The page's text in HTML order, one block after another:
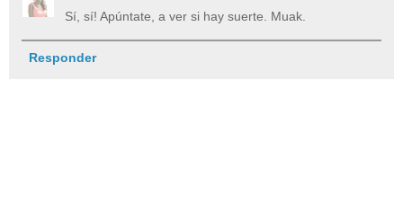
Sí, sí! Apúntate, a ver si hay suerte. Muak.
Responder